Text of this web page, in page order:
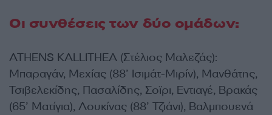
Οι συνθέσεις των δύο ομάδων:
ATHENS KALLITHEA (Στέλιος Μαλεζάς):
Μπαραγάν, Μεχίας (88’ Ισιμάτ-Μιρίν), Μανθάτης,
Τσιβελεκίδης, Πασαλίδης, Σοϊρι, Εντιαγέ, Βρακάς
(65’ Ματίγια), Λουκίνας (88’ Τζιάνι), Βαλμπουενά